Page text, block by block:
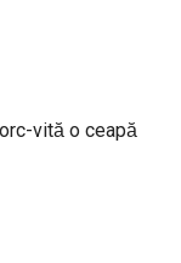
vită o ceapă